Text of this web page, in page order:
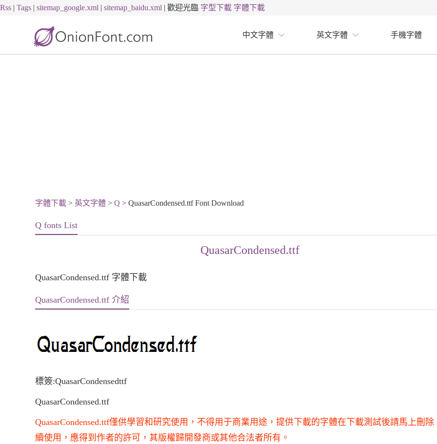
Rss | Tags | sitemap_google.xml | sitemap_baidu.xml | 歡迎光臨 字型下載 字體下載
中文字體 英文字體 手機字體
字體下載 > 英文字體 > Q > QuasarCondensed.ttf Font Download
Q fonts List
QuasarCondensed.ttf
QuasarCondensed.ttf 字體下載
QuasarCondensed.ttf 介紹
標簽:QuasarCondensedttf
QuasarCondensed.ttf
QuasarCondensed.ttf僅供學習和研究使用，不得用于商業用途，提供下載的字體在下載測試後請馬上刪除
續使用，應得到作者的許可，其版權歸開發商或其他合法者所有。